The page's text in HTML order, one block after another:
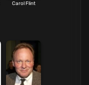
Carol Flint